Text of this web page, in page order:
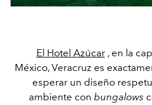
El Hotel Azúcar, en la
México, Veracruz es
esperar un diseño
ambiente con bungalows